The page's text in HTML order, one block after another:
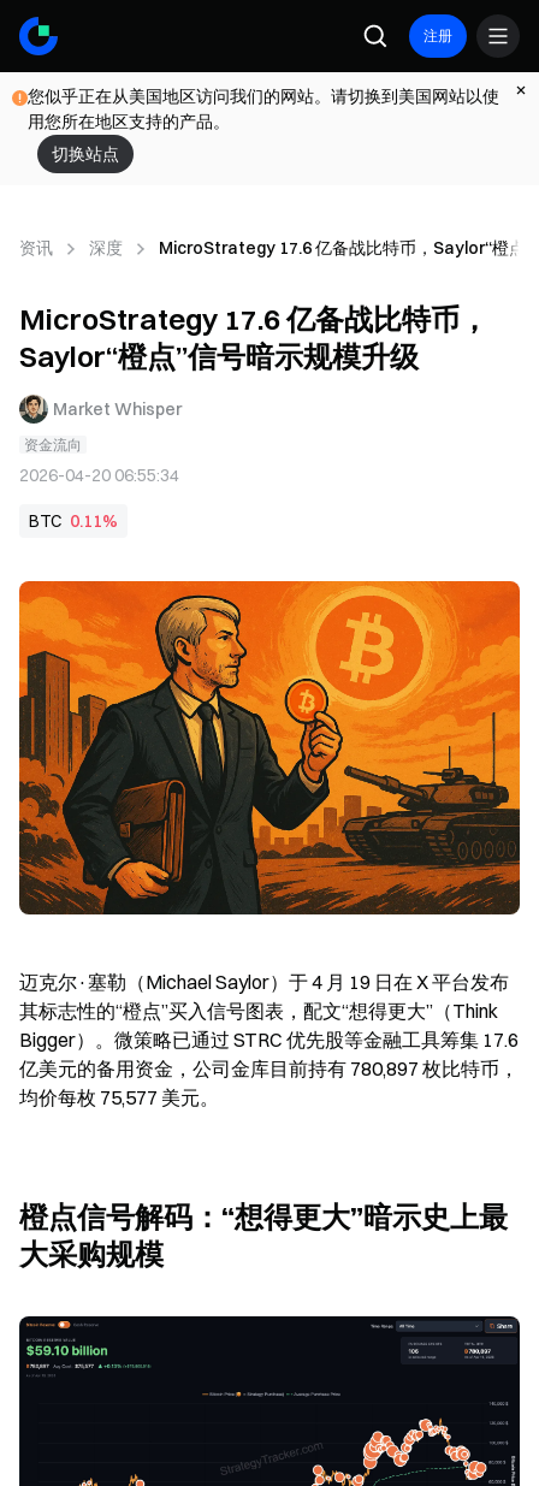
注册
您似乎正在从美国地区访问我们的网站。请切换到美国网站以使
用您所在地区支持的产品。
切换站点
资讯 深度 MicroStrategy 17.6 亿备战比特币，Saylor“橙点”
MicroStrategy 17.6 亿备战比特币，
Saylor“橙点”信号暗示规模升级
Market Whisper
资金流向
2026-04-20 06:55:34
BTC 0.11%
迈克尔·塞勒（Michael Saylor）于 4 月 19 日在 X 平台发布
其标志性的“橙点”买入信号图表，配文“想得更大”（Think
Bigger）。微策略已通过 STRC 优先股等金融工具筹集 17.6
亿美元的备用资金，公司金库目前持有 780,897 枚比特币，
均价每枚 75,577 美元。
橙点信号解码：“想得更大”暗示史上最
大采购规模